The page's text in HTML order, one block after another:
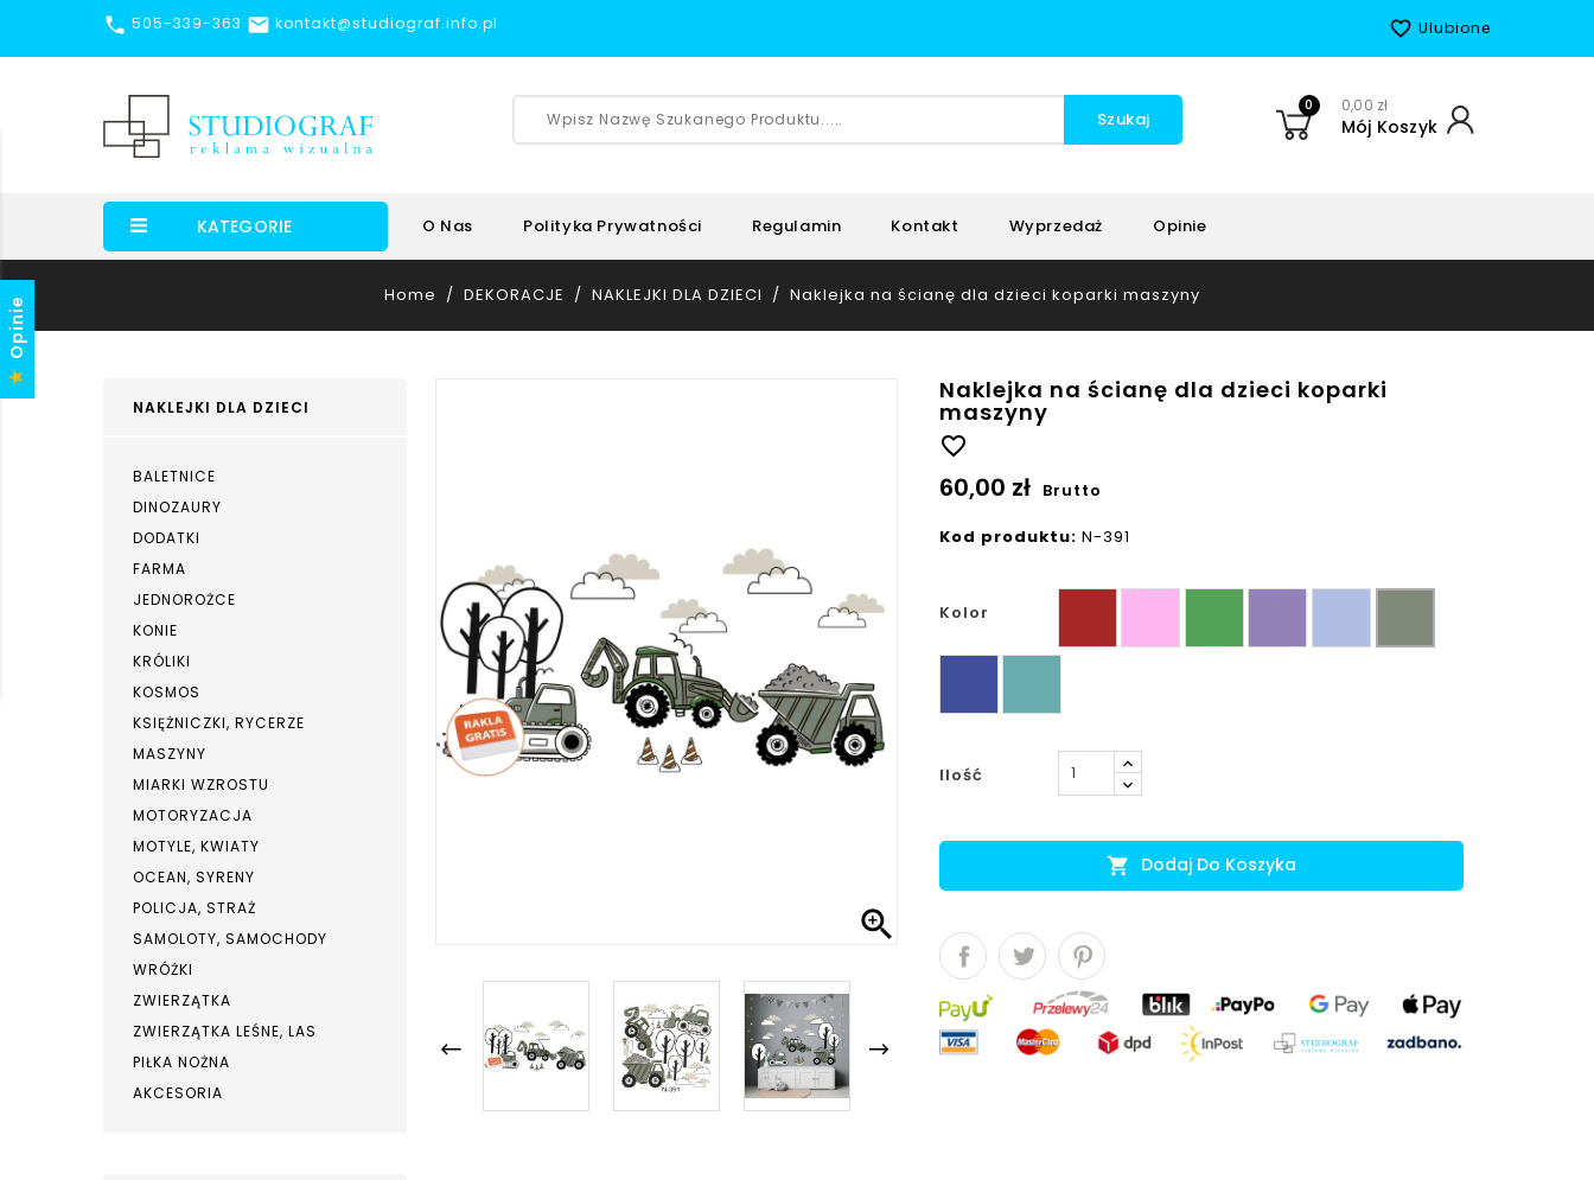
 505-339-363  kontakt@studiograf.info.pl favorite_border Ulubione
Szukaj
0 0,00 zł
Mój Koszyk
KATEGORIE O Nas Polityka Prywatności Regulamin Kontakt Wyprzedaż Opinie
Home DEKORACJE NAKLEJKI DLA DZIECI Naklejka na ścianę dla dzieci koparki maszyny
NAKLEJKI DLA DZIECI
BALETNICE
DINOZAURY
DODATKI
FARMA
JEDNOROŻCE
KONIE
KRÓLIKI
KOSMOS
KSIĘŻNICZKI, RYCERZE
MASZYNY
MIARKI WZROSTU
MOTORYZACJA
MOTYLE, KWIATY
OCEAN, SYRENY
POLICJA, STRAŻ
SAMOLOTY, SAMOCHODY
WRÓŻKI
ZWIERZĄTKA
ZWIERZĄTKA LEŚNE, LAS
PIŁKA NOŻNA
AKCESORIA

Naklejka na ścianę dla dzieci koparki
maszyny
favorite_border
60,00 zł Brutto
Kod produktu: N-391
Kolor
Ilość
 Dodaj Do Koszyka
Opinie